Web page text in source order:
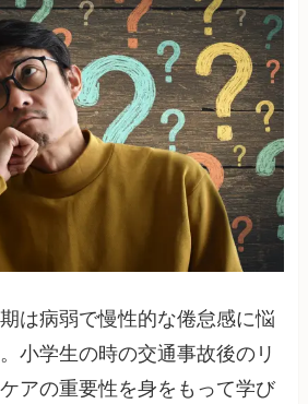
は病弱で慢性的な倦怠感に悩
小学生の時の交通事故後のリ
アの重要性を身をもって学び